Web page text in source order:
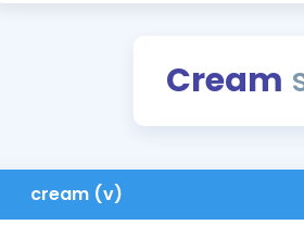
Cream
cream (v)